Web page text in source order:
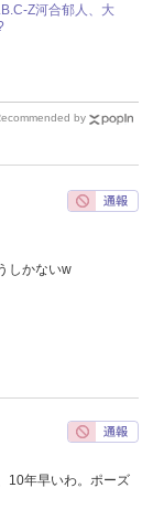
Z河合郁人、大
by
しかないw
10年早いわ。ポーズ